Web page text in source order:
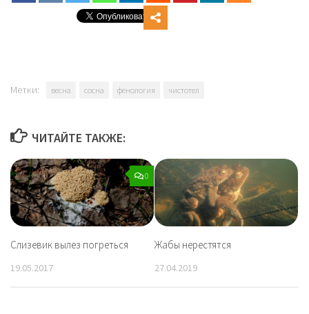
Метки: весна сосна фенология чистотел
ЧИТАЙТЕ ТАКЖЕ:
0
Слизевик вылез погреться
19.05.2017
Жабы нерестятся
27.04.2019